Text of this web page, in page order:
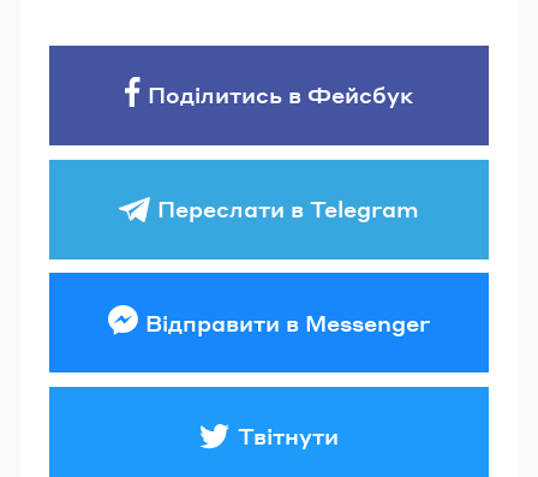
Поділитись в Фейсбук
Переслати в Telegram
Відправити в Messenger
Твітнути